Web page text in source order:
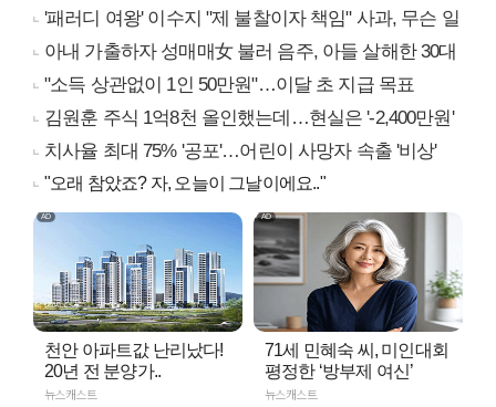
'패러디 여왕' 이수지 "제 불찰이자 책임" 사과, 무슨 일
아내 가출하자 성매매女 불러 음주, 아들 살해한 30대
"소득 상관없이 1인 50만원"…이달 초 지급 목표
김원훈 주식 1억8천 올인했는데…현실은 '-2,400만원'
치사율 최대 75% '공포'…어린이 사망자 속출 '비상'
"오래 참았죠? 자, 오늘이 그날이에요.."
천안 아파트값 난리났다!
20년 전 분양가..
뉴스캐스트
71세 민혜숙 씨, 미인대회
평정한 ‘방부제 여신’
뉴스캐스트